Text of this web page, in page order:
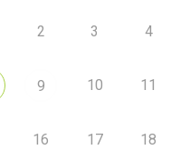
2 3 4
9 10 11
16 17 18